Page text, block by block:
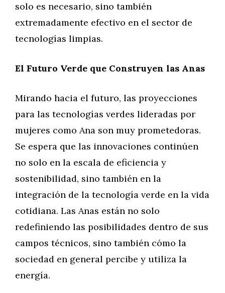
solo es necesario, sino también
extremadamente efectivo en el sector de
tecnologías limpias.
El Futuro Verde que Construyen las Anas
Mirando hacia el futuro, las proyecciones
para las tecnologías verdes lideradas por
mujeres como Ana son muy prometedoras.
Se espera que las innovaciones continúen
no solo en la escala de eficiencia y
sostenibilidad, sino también en la
integración de la tecnología verde en la vida
cotidiana. Las Anas están no solo
redefiniendo las posibilidades dentro de sus
campos técnicos, sino también cómo la
sociedad en general percibe y utiliza la
energía.